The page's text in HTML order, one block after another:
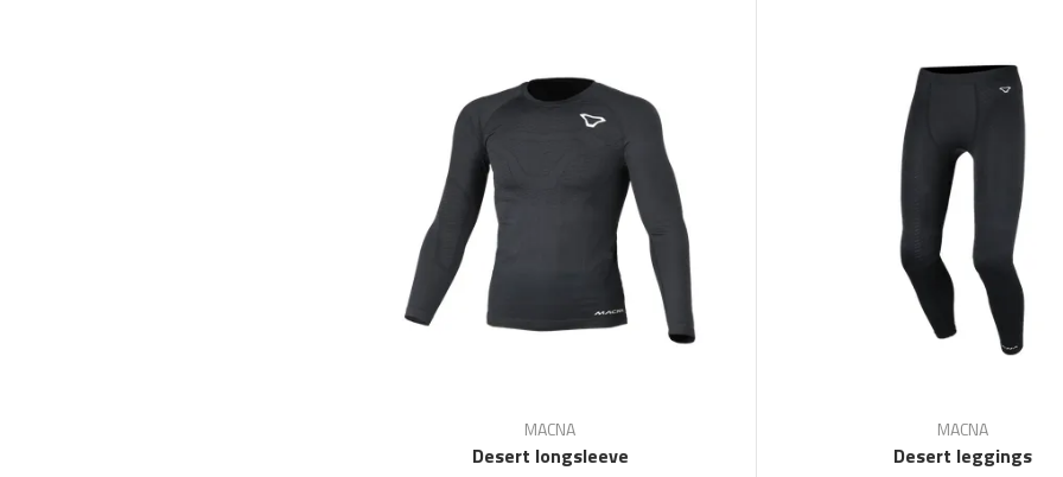
MACNA
Desert longsleeve
MACNA
Desert leggings